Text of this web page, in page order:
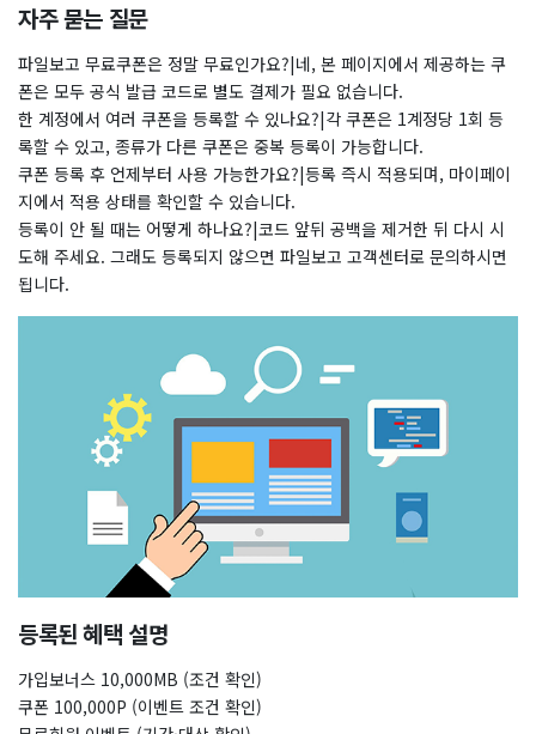
자주 묻는 질문
파일보고 무료쿠폰은 정말 무료인가요?|네, 본 페이지에서 제공하는 쿠
폰은 모두 공식 발급 코드로 별도 결제가 필요 없습니다.
한 계정에서 여러 쿠폰을 등록할 수 있나요?|각 쿠폰은 1계정당 1회 등
록할 수 있고, 종류가 다른 쿠폰은 중복 등록이 가능합니다.
쿠폰 등록 후 언제부터 사용 가능한가요?|등록 즉시 적용되며, 마이페이
지에서 적용 상태를 확인할 수 있습니다.
등록이 안 될 때는 어떻게 하나요?|코드 앞뒤 공백을 제거한 뒤 다시 시
도해 주세요. 그래도 등록되지 않으면 파일보고 고객센터로 문의하시면
됩니다.
등록된 혜택 설명
가입보너스 10,000MB (조건 확인)
쿠폰 100,000P (이벤트 조건 확인)